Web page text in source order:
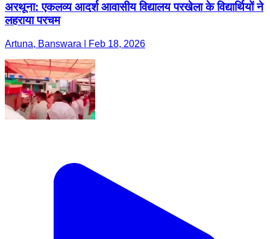
अरथूना: एकलव्य आदर्श आवासीय विद्यालय परखेला के विद्यार्थियों ने
लहराया परचम
Artuna, Banswara | Feb 18, 2026